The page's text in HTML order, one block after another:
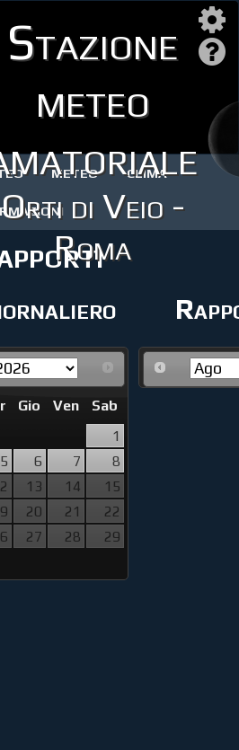
Stazione
meteo
Orti di Veio -
Roma
METEO CLIMA
Gio Ven
Sab
1
5 6 7
8
13 14
15
20 21
22
27 28
29